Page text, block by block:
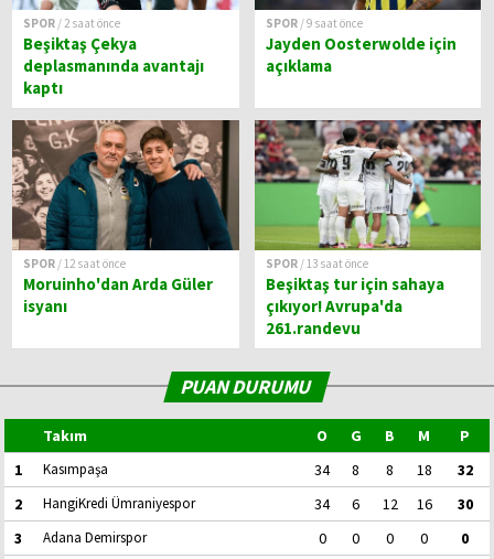
SPOR / 2 saat önce
Beşiktaş Çekya
deplasmanında avantajı
kaptı
SPOR / 9 saat önce
Jayden Oosterwolde için
açıklama
SPOR / 12 saat önce
Moruinho'dan Arda Güler
isyanı
SPOR / 13 saat önce
Beşiktaş tur için sahaya
çıkıyor! Avrupa'da
261.randevu
PUAN DURUMU
Takım O G B M
P
1
Kasımpaşa 34 8 8 18
32
2
HangiKredi Ümraniyespor 34 6 12 16
30
3
Adana Demirspor 0 0 0 0
0